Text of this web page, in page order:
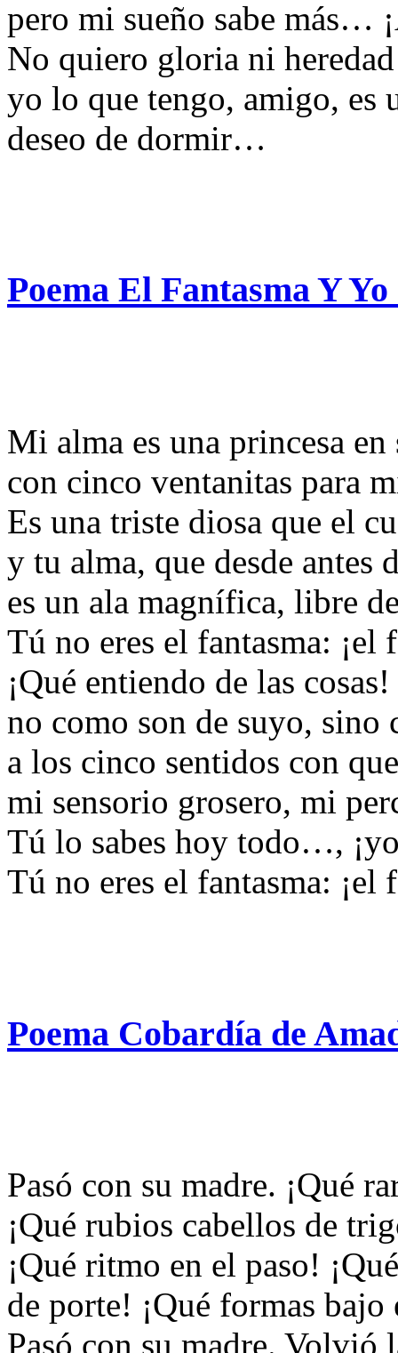
pero mi sueño sabe más…
No quiero gloria ni
yo lo que tengo, amigo, es
deseo de dormir…
Poema El Fantasma Y
Mi alma es una princesa
con cinco ventanitas para
Es una triste diosa que el
y tu alma, que desde antes
es un ala magnífica, libre
Tú no eres el fantasma: ¡el
¡Qué entiendo de las
no como son de suyo, sino
a los cinco sentidos con
mi sensorio grosero, mi
Tú lo sabes hoy todo…,
Tú no eres el fantasma: ¡el
Poema Cobardía de
Pasó con su madre. ¡Qué
¡Qué rubios cabellos de
¡Qué ritmo en el paso!
de porte! ¡Qué formas
Pasó con su madre. Volvió